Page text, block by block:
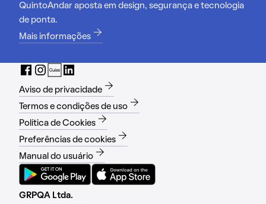
QuintoAndar aposta em design, segurança e tecnologia
de ponta.
Mais informações
Aviso de privacidade
Termos e condições de uso
Política de Cookies
Preferências de cookies
Manual do usuário
GRPQA Ltda.